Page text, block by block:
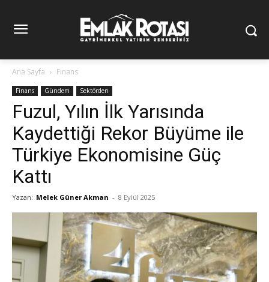
Ana Sayfa Finans
Finans Gündem Sektörden
Fuzul, Yılın İlk Yarısında
Kaydettiği Rekor Büyüme ile
Türkiye Ekonomisine Güç
Kattı
Yazan: Melek Güner Akman - 8 Eylül 2025